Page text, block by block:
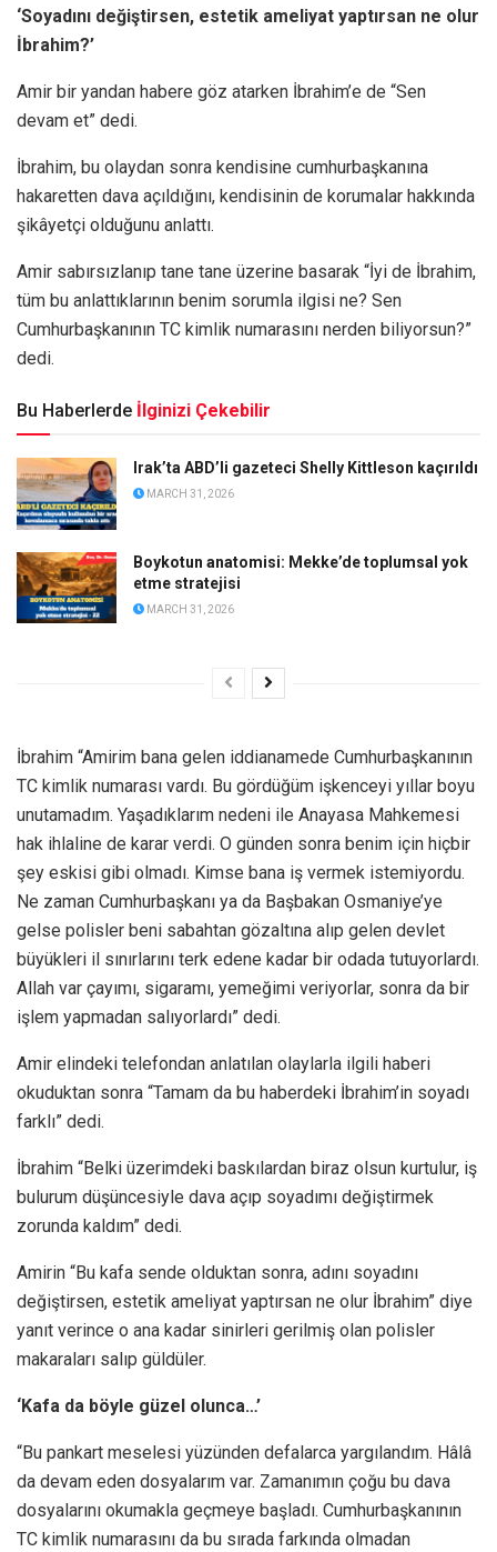
‘Soyadını değiştirsen, estetik ameliyat yaptırsan ne olur
İbrahim?’
Amir bir yandan habere göz atarken İbrahim’e de “Sen
devam et” dedi.
İbrahim, bu olaydan sonra kendisine cumhurbaşkanına
hakaretten dava açıldığını, kendisinin de korumalar hakkında
şikâyetçi olduğunu anlattı.
Amir sabırsızlanıp tane tane üzerine basarak “İyi de İbrahim,
tüm bu anlattıklarının benim sorumla ilgisi ne? Sen
Cumhurbaşkanının TC kimlik numarasını nerden biliyorsun?​”
dedi.
Bu Haberlerde İlginizi Çekebilir
Irak’ta ABD’li gazeteci Shelly Kittleson kaçırıldı
MARCH 31, 2026
Boykotun anatomisi: Mekke’de toplumsal yok
etme stratejisi
MARCH 31, 2026
İbrahim “Amirim bana gelen iddianamede Cumhurbaşkanının
TC kimlik numarası vardı. Bu gördüğüm işkenceyi yıllar boyu
unutamadım. Yaşadıklarım nedeni ile Anayasa Mahkemesi
hak ihlaline de karar verdi. O günden sonra benim için hiçbir
şey eskisi gibi olmadı. Kimse bana iş vermek istemiyordu.
Ne zaman Cumhurbaşkanı ya da Başbakan Osmaniye’ye
gelse polisler beni sabahtan gözaltına alıp gelen devlet
büyükleri il sınırlarını terk edene kadar bir odada tutuyorlardı.
Allah var çayımı, sigaramı, yemeğimi veriyorlar, sonra da bir
işlem yapmadan salıyorlardı” dedi.
Amir elindeki telefondan anlatılan olaylarla ilgili haberi
okuduktan sonra “Tamam da bu haberdeki İbrahim’in soyadı
farklı” dedi.
İbrahim “Belki üzerimdeki baskılardan biraz olsun kurtulur, iş
bulurum düşüncesiyle dava açıp soyadımı değiştirmek
zorunda kaldım” dedi.
Amirin “Bu kafa sende olduktan sonra, adını soyadını
değiştirsen, estetik ameliyat yaptırsan ne olur İbrahim” diye
yanıt verince o ana kadar sinirleri gerilmiş olan polisler
makaraları salıp güldüler.
‘Kafa da böyle güzel olunca…’
“Bu pankart meselesi yüzünden defalarca yargılandım. Hâlâ
da devam eden dosyalarım var. Zamanımın çoğu bu dava
dosyalarını okumakla geçmeye başladı. Cumhurbaşkanının
TC kimlik numarasını da bu sırada farkında olmadan